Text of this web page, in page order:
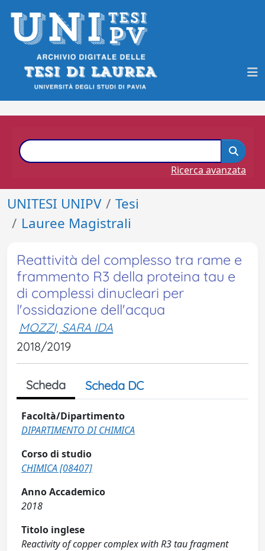
Ricerca avanzata
UNITESI UNIPV
Tesi
Lauree Magistrali
Reattività del complesso tra rame e
frammento R3 della proteina tau e
di complessi dinucleari per
l'ossidazione dell'acqua
MOZZI, SARA IDA
2018/2019
Scheda Scheda DC
Facoltà/Dipartimento
DIPARTIMENTO DI CHIMICA
Corso di studio
CHIMICA [08407]
Anno Accademico
2018
Titolo inglese
Reactivity of copper complex with R3 tau fragment